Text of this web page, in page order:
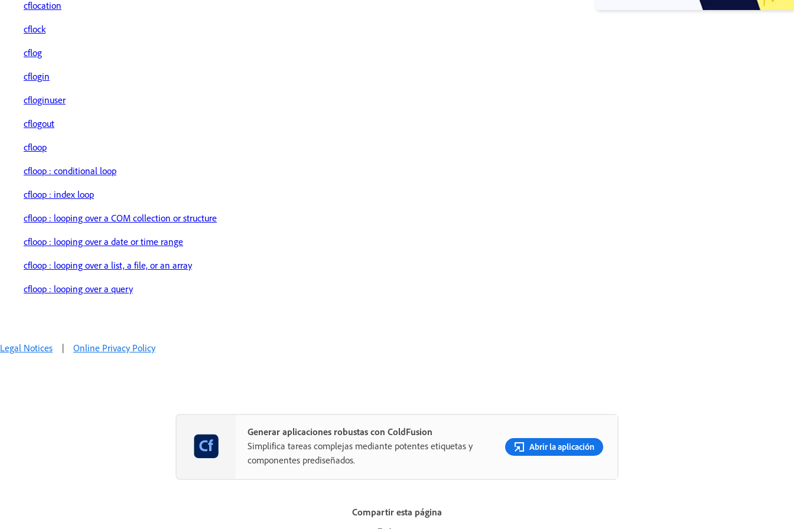
cflocation
cflock
cflog
cflogin
cfloginuser
cflogout
cfloop
cfloop : conditional loop
cfloop : index loop
cfloop : looping over a COM collection or structure
cfloop : looping over a date or time range
cfloop : looping over a list, a file, or an array
cfloop : looping over a query
Legal Notices | Online Privacy Policy
Generar aplicaciones robustas con ColdFusion
Simplifica tareas complejas mediante potentes etiquetas y
componentes prediseñados.
Abrir la aplicación
Compartir esta página